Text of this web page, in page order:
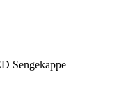
Sengekappe –